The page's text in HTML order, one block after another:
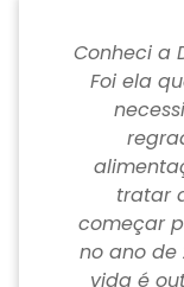
Conheci a
Foi ela
tratar
começar
no ano de
vida é